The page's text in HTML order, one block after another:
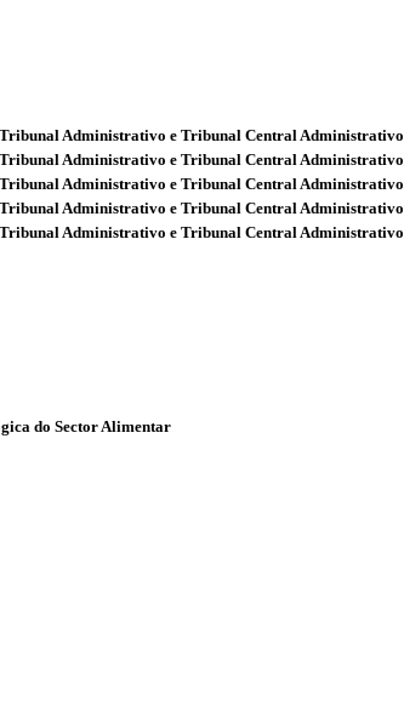
Administrativo e Tribunal Central Administrativo
Administrativo e Tribunal Central Administrativo
Administrativo e Tribunal Central Administrativo
Administrativo e Tribunal Central Administrativo
Administrativo e Tribunal Central Administrativo
do Sector Alimentar